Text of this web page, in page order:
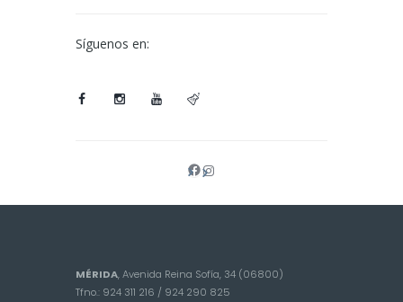
Síguenos en:
Facebook
Instagram
MÉRIDA, Avenida Reina Sofía, 34 (06800)
Tfno.: 924 311 216 / 924 290 825